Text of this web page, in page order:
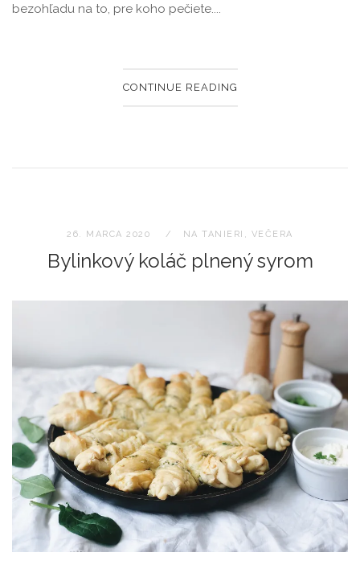
bezohľadu na to, pre koho pečiete....
CONTINUE READING
26. MARCA 2020 NA TANIERI , VEČERA
Bylinkový koláč plnený syrom